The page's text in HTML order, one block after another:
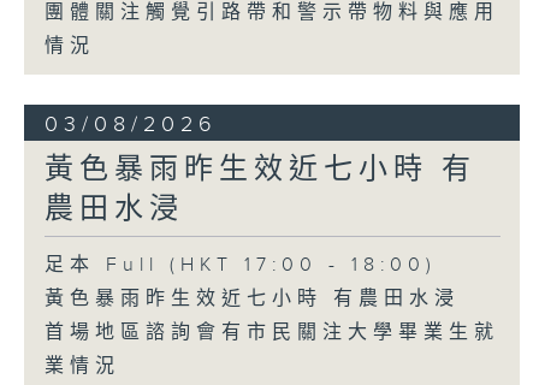
團體關注觸覺引路帶和警示帶物料與應用
情況
03/08/2026
黃色暴雨昨生效近七小時 有
農田水浸
足本 Full (HKT 17:00 - 18:00)
黃色暴雨昨生效近七小時 有農田水浸
首場地區諮詢會有市民關注大學畢業生就
業情況